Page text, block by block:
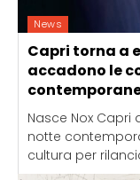
News
Capri torna a
accadono le
Nasce Nox Capri
notte
cultura per